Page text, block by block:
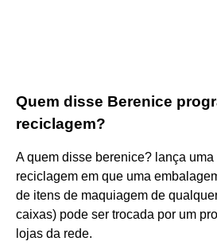
Quem disse Berenice
reciclagem?
A quem disse berenice? lança
reciclagem em que uma
de itens de maquiagem de
caixas) pode ser trocada por um
lojas da rede.